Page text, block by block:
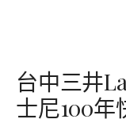
台中三井
士尼100年